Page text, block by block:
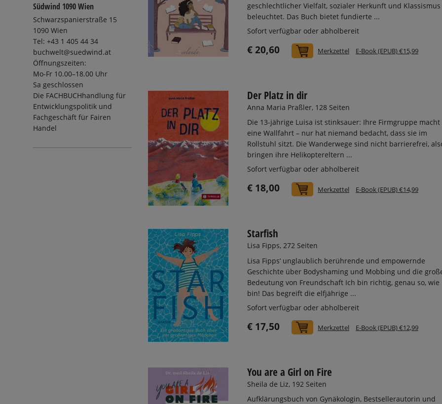
Südwind 1090 Wien
Schwarzspanierstraße 15
1090 Wien
Tel: +43 1 405 44 34
buchwelt@suedwind.at
Öffnungszeiten:
Mo-Fr 10.00–18.00 Uhr
Sa geschlossen
Die FACHBUCHhandlung für
Entwicklungspolitik und
Fachgeschäft für Fairen
Handel
geschlechtlicher Vielfalt, sozialer Herkunft und Klassismus
beleuchtet. Das Buch bietet fundierte ...
Sofort verfügbar oder abholbereit
€ 20,60 In den Warenkorb
Merkzettel E-Book (EPUB) €15,99
Der Platz in dir
Anna Maria Praßler, 128 Seiten
Die 13-jährige Luisa ist stinksauer: Ihre Firmgruppe macht
eine Wallfahrt – nur hat niemand bedacht, dass sie im
Rollstuhl sitzt. Die Wanderwege sind nicht barrierefrei,
bringen ihre Helikoptereltern ...
Sofort verfügbar oder abholbereit
€ 18,00 In den Warenkorb
Merkzettel E-Book (EPUB) €14,99
Starfish
Lisa Fipps, 272 Seiten
Lisa Fipps‘ unglaublich berührende und empowernde
Geschichte über Bodyshaming und Mobbing und die
Bedeutung von Freundschaft Ich bin richtig, genau so, wie
bin! Das begreift die elfjährige ...
Sofort verfügbar oder abholbereit
€ 17,50 In den Warenkorb
Merkzettel E-Book (EPUB) €12,99
You are a Girl on Fire
Sheila de Liz, 192 Seiten
Aufklärungsbuch von Gynäkologin, Bestsellerautorin und